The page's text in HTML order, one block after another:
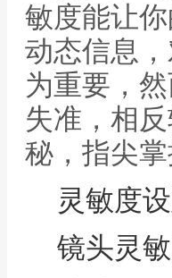
敏度能让
动态信息
为重要，
失准，相
秘，指尖
灵敏度
镜头灵